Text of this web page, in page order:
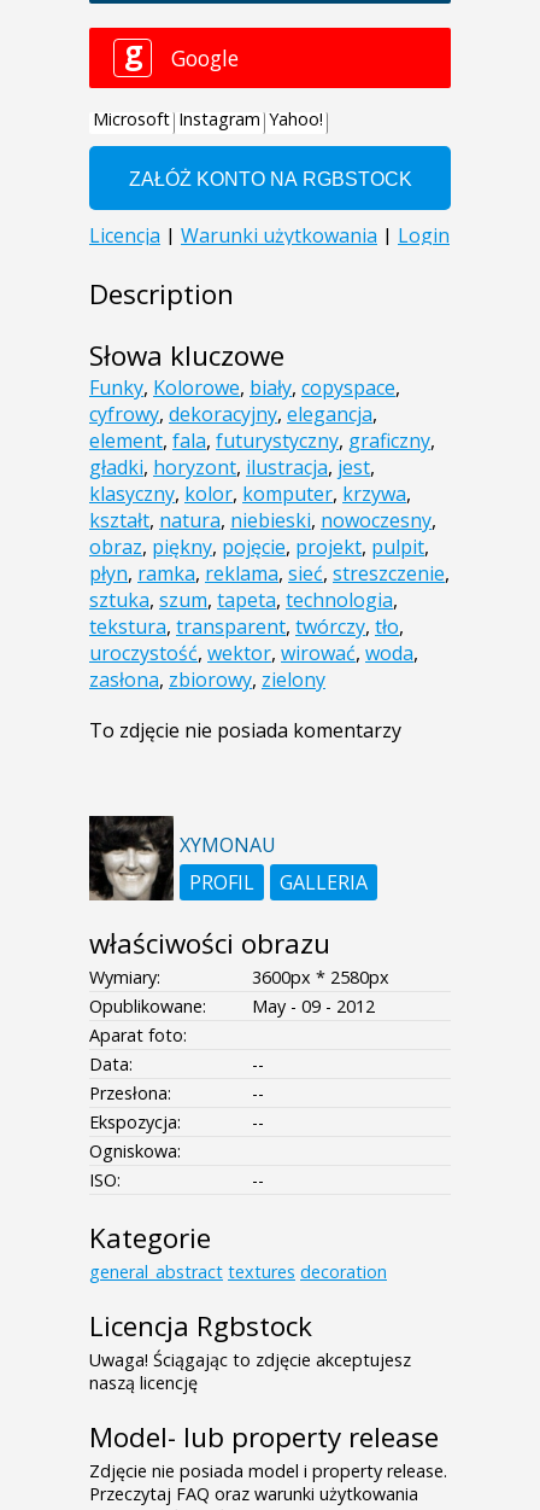
Description
Słowa kluczowe
Funky, Kolorowe, biały, copyspace,
cyfrowy, dekoracyjny, elegancja,
element, fala, futurystyczny, graficzny,
gładki, horyzont, ilustracja, jest,
klasyczny, kolor, komputer, krzywa,
kształt, natura, niebieski, nowoczesny,
obraz, piękny, pojęcie, projekt, pulpit,
płyn, ramka, reklama, sieć, streszczenie,
sztuka, szum, tapeta, technologia,
tekstura, transparent, twórczy, tło,
uroczystość, wektor, wirować, woda,
zasłona, zbiorowy, zielony
To zdjęcie nie posiada komentarzy
XYMONAU
PROFIL
GALLERIA
właściwości obrazu
Wymiary:
3600px * 2580px
Opublikowane:
May - 09 - 2012
Aparat foto:
Data:
--
Przesłona:
--
Ekspozycja:
--
Ogniskowa:
ISO:
--
Kategorie
general_abstract textures decoration
Licencja Rgbstock
Uwaga! Ściągając to zdjęcie akceptujesz
naszą licencję
Model- lub property release
Zdjęcie nie posiada model i property release.
Przeczytaj FAQ oraz warunki użytkowania